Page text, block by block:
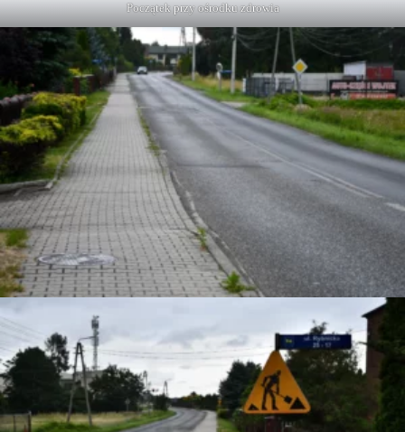
Początek przy ośrodku zdrowia